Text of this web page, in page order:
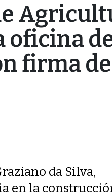
oficina
firma
da Silva,
en la